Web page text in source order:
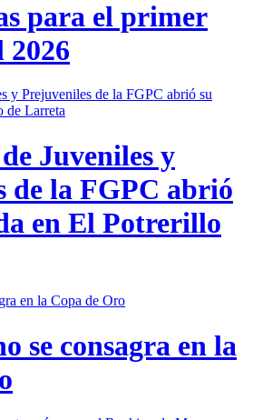
para el primer
2026
Juveniles y
de la FGPC abrió
en El Potrerillo
se consagra en la